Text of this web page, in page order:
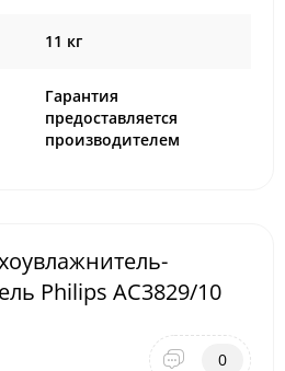
11 кг
Гарантия
предоставляется
производителем
Philips AC3829/10
0